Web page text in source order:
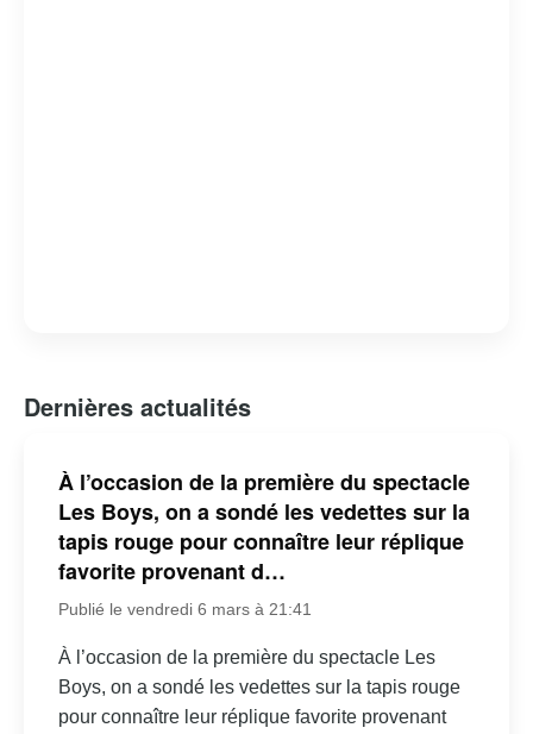
Dernières actualités
À l’occasion de la première du spectacle
Les Boys, on a sondé les vedettes sur la
tapis rouge pour connaître leur réplique
favorite provenant d…
Publié le vendredi 6 mars à 21:41
À l’occasion de la première du spectacle Les
Boys, on a sondé les vedettes sur la tapis rouge
pour connaître leur réplique favorite provenant